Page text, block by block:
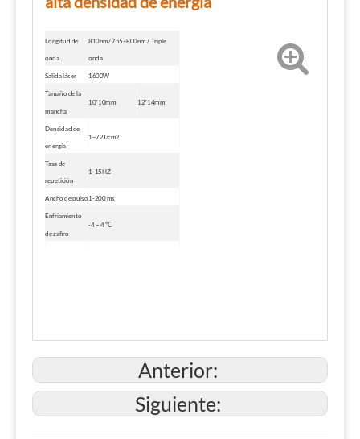
Longitud de
onda
810nm/ 755+800nm ​​/ Triple
onda
Salida láser 1600W
Tamaño de la
mancha
10*10mm 12*14mm
Densidad de
energía
1~72J/cm2
Tasa de
repetición
1-15HZ
Ancho de pulso 1-200 ms
Enfriamiento
de zafiro
-4 ~ 4 ℃
Dimensión 65*50*48cm (largo*ancho*alto)
Anterior:
Siguiente: